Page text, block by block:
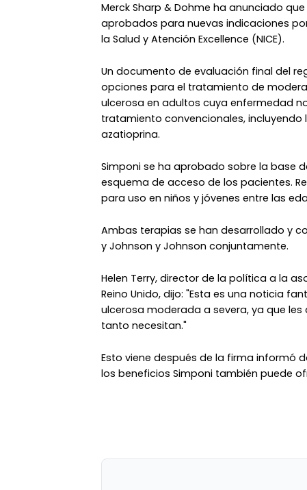
Merck Sharp & Dohme ha anunciado
aprobados para nuevas indicaciones
la Salud y Atención Excellence (NICE).
Un documento de evaluación final del
opciones para el tratamiento de
ulcerosa en adultos cuya enfermedad
tratamiento convencionales,
azatioprina.
Simponi se ha aprobado sobre la base
esquema de acceso de los pacientes.
para uso en niños y jóvenes entre las
Ambas terapias se han desarrollado y
y Johnson y Johnson conjuntamente.
Helen Terry, director de la política a la
Reino Unido, dijo: "Esta es una noticia
ulcerosa moderada a severa, ya que
tanto necesitan."
Esto viene después de la firma informó
los beneficios Simponi también puede